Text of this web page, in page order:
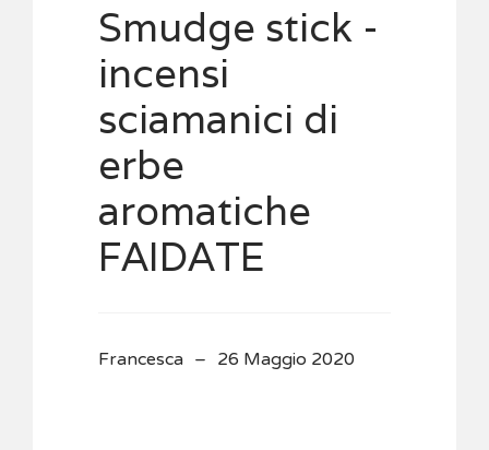
Smudge stick -
incensi
sciamanici di
erbe
aromatiche
FAIDATE
Francesca 26 Maggio 2020